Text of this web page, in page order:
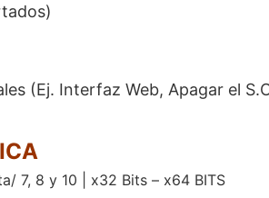
(Ej. Interfaz Web, Apagar el
7, 8 y 10 | x32 Bits – x64 BITS